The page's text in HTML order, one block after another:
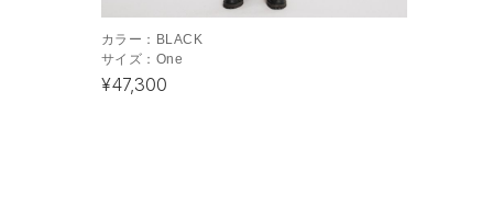
カラー： BLACK
サイズ： One
¥47,300